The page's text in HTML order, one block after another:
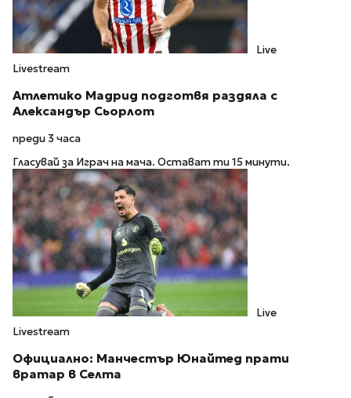
Live
Livestream
Атлетико Мадрид подготвя раздяла с
Александър Сьорлот
преди 3 часа
Гласувай за Играч на мача. Остават ти 15 минути.
Live
Livestream
Официално: Манчестър Юнайтед прати
вратар в Селта